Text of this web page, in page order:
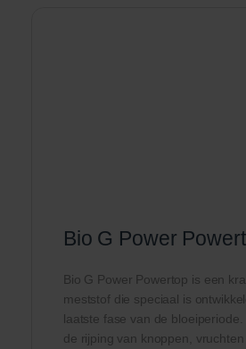
Bio G Power
Bio G Power Powertop is een
meststof die speciaal is
laatste fase van de
de rijping van knoppen,